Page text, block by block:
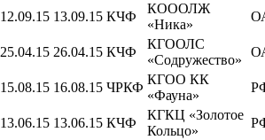
12.09.15 13.09.15 КЧФ
КОООЛЖ
«Ника»
25.04.15 26.04.15 КЧФ
КГООЛС
«Содружество»
15.08.15 16.08.15 ЧРКФ
КГОО КК
«Фауна»
13.06.15 13.06.15 КЧФ
КГКЦ «Золотое
Кольцо»